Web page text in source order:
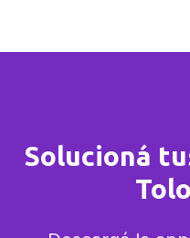
Solucioná